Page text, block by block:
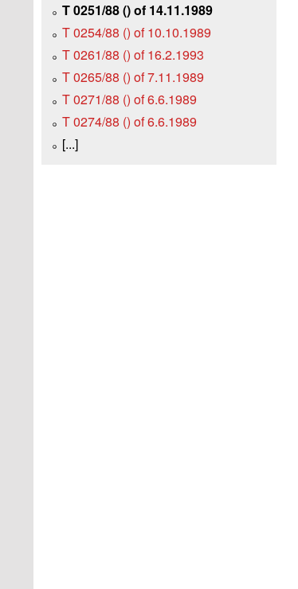
T 0251/88 () of 14.11.1989
T 0254/88 () of 10.10.1989
T 0261/88 () of 16.2.1993
T 0265/88 () of 7.11.1989
T 0271/88 () of 6.6.1989
T 0274/88 () of 6.6.1989
[...]